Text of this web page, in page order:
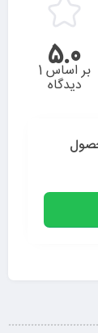
5.0 بر اساس 1
دیدگاه